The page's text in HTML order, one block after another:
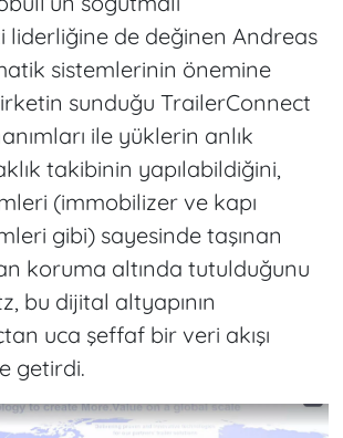
liderliğine de değinen Andreas
sistemlerinin önemine
sunduğu TrailerConnect
ile yüklerin anlık
takibinin yapılabildiğini,
(immobilizer ve kapı
gibi) sayesinde taşınan
koruma altında tutulduğunu
bu dijital altyapının
uca şeffaf bir veri akışı
getirdi.